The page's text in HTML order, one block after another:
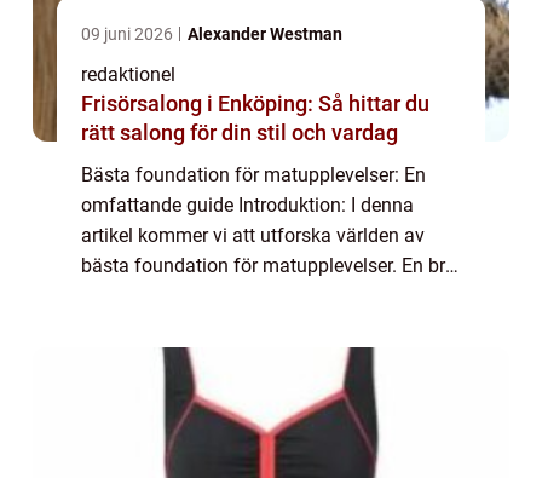
09 juni 2026 Alexander Westman
redaktionel
Frisörsalong i Enköping: Så hittar du
rätt salong för din stil och vardag
Bästa foundation för matupplevelser: En
omfattande guide Introduktion: I denna
artikel kommer vi att utforska världen av
bästa foundation för matupplevelser. En bra